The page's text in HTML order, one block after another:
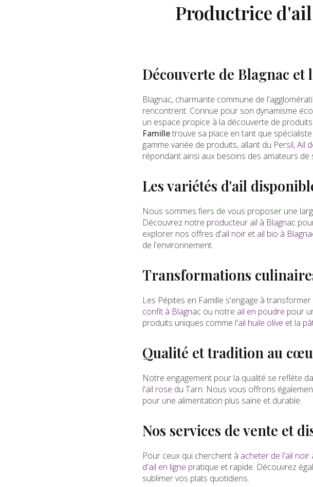
Productrice
Découverte de Blagnac et
Blagnac, charmante commune de
rencontrent. Connue pour son dynamisme
un espace propice à la découverte de
Familletrouve sa place en tant que
gamme variée de produits, allant du Persil, Ail
répondant ainsi aux besoins des amateurs de
Les variétés d'ail
Nous sommes fiers de vous proposer une
Découvrez notre producteur ail à Blagnac
explorer nos offres d'ail noir et ail bio à
de l'environnement.
Transformations
Les Pépites en Famille s'engage à
confit à Blagnac ou notre ail en poudre pour
produits uniques comme l'ail huile olive et la
Qualité et tradition au
Notre engagement pour la qualité se reflète
l'ail rose du Tarn. Nous vous offrons
pour une alimentation plus saine et durable.
Nos services de vente et
Pour ceux qui cherchent à acheter de l'ail noir
d'ail en ligne pratique et rapide. Découvrez
sublimer vos plats quotidiens.